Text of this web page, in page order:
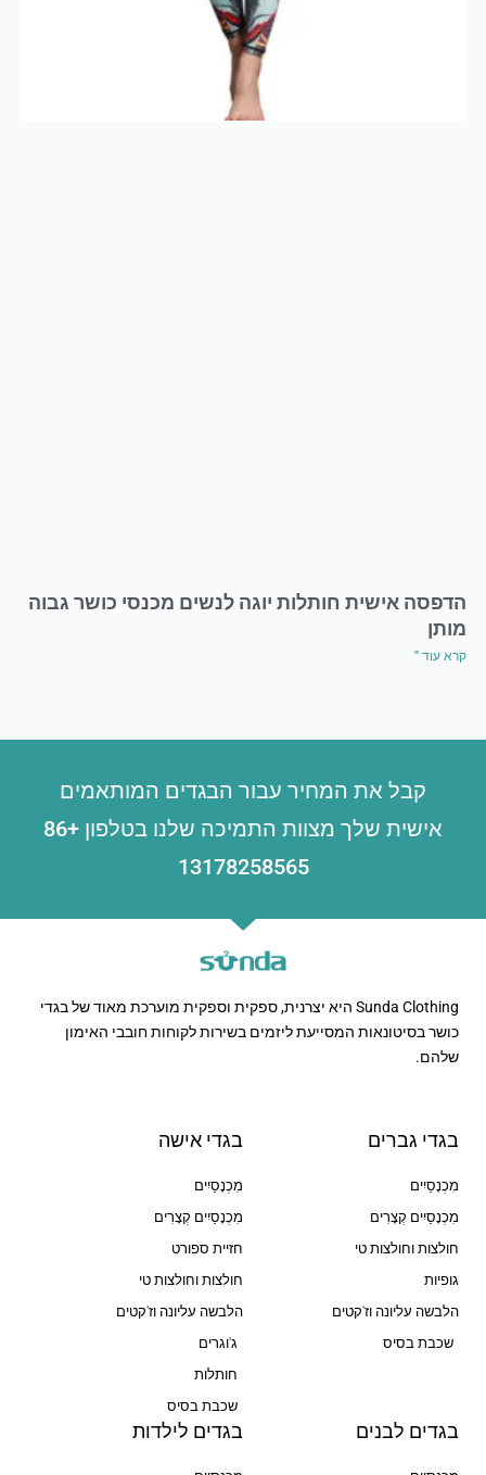
הדפסה אישית חותלות יוגה לנשים מכנסי כושר גבוה
מותן
קרא עוד "
קבל את המחיר עבור הבגדים המותאמים
אישית שלך מצוות התמיכה שלנו בטלפון +86
13178258565
Sunda Clothing היא יצרנית, ספקית וספקית מוערכת מאוד של בגדי
כושר בסיטונאות המסייעת ליזמים בשירות לקוחות חובבי האימון
שלהם.
בגדי גברים
מִכְנָסַיִים
מִכְנָסַיִים קְצָרִים
חולצות וחולצות טי
גופיות
הלבשה עליונה וז'קטים
שכבת בסיס
בגדי אישה
מִכְנָסַיִים
מִכְנָסַיִים קְצָרִים
חזיית ספורט
חולצות וחולצות טי
הלבשה עליונה וז'קטים
ג'וגרים
חותלות
שכבת בסיס
בגדים לבנים בגדים לילדות